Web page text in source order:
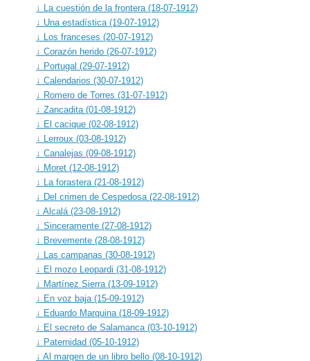
↓ La cuestión de la frontera (18-07-1912)
↓ Una estadística (19-07-1912)
↓ Los franceses (20-07-1912)
↓ Corazón herido (26-07-1912)
↓ Portugal (29-07-1912)
↓ Calendarios (30-07-1912)
↓ Romero de Torres (31-07-1912)
↓ Zancadita (01-08-1912)
↓ El cacique (02-08-1912)
↓ Lerroux (03-08-1912)
↓ Canalejas (09-08-1912)
↓ Moret (12-08-1912)
↓ La forastera (21-08-1912)
↓ Del crimen de Cespedosa (22-08-1912)
↓ Alcalá (23-08-1912)
↓ Sinceramente (27-08-1912)
↓ Brevemente (28-08-1912)
↓ Las campanas (30-08-1912)
↓ El mozo Leopardi (31-08-1912)
↓ Martínez Sierra (13-09-1912)
↓ En voz baja (15-09-1912)
↓ Eduardo Marquina (18-09-1912)
↓ El secreto de Salamanca (03-10-1912)
↓ Paternidad (05-10-1912)
↓ Al margen de un libro bello (08-10-1912)